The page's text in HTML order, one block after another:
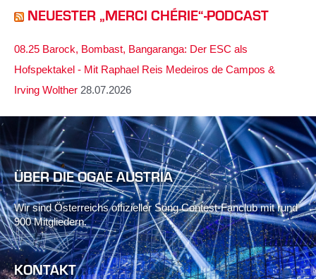
NEUESTER „MERCI CHÉRIE“-PODCAST
08.25 Barock, Bombast, Bangaranga: Der ESC als
Hofspektakel - Mit Raphael Reis Medeiros de Campos &
Irving Wolther 28.07.2026
ÜBER DIE OGAE AUSTRIA
Wir sind Österreichs offizieller Song Contest-Fanclub mit rund
900 Mitgliedern.
KONTAKT